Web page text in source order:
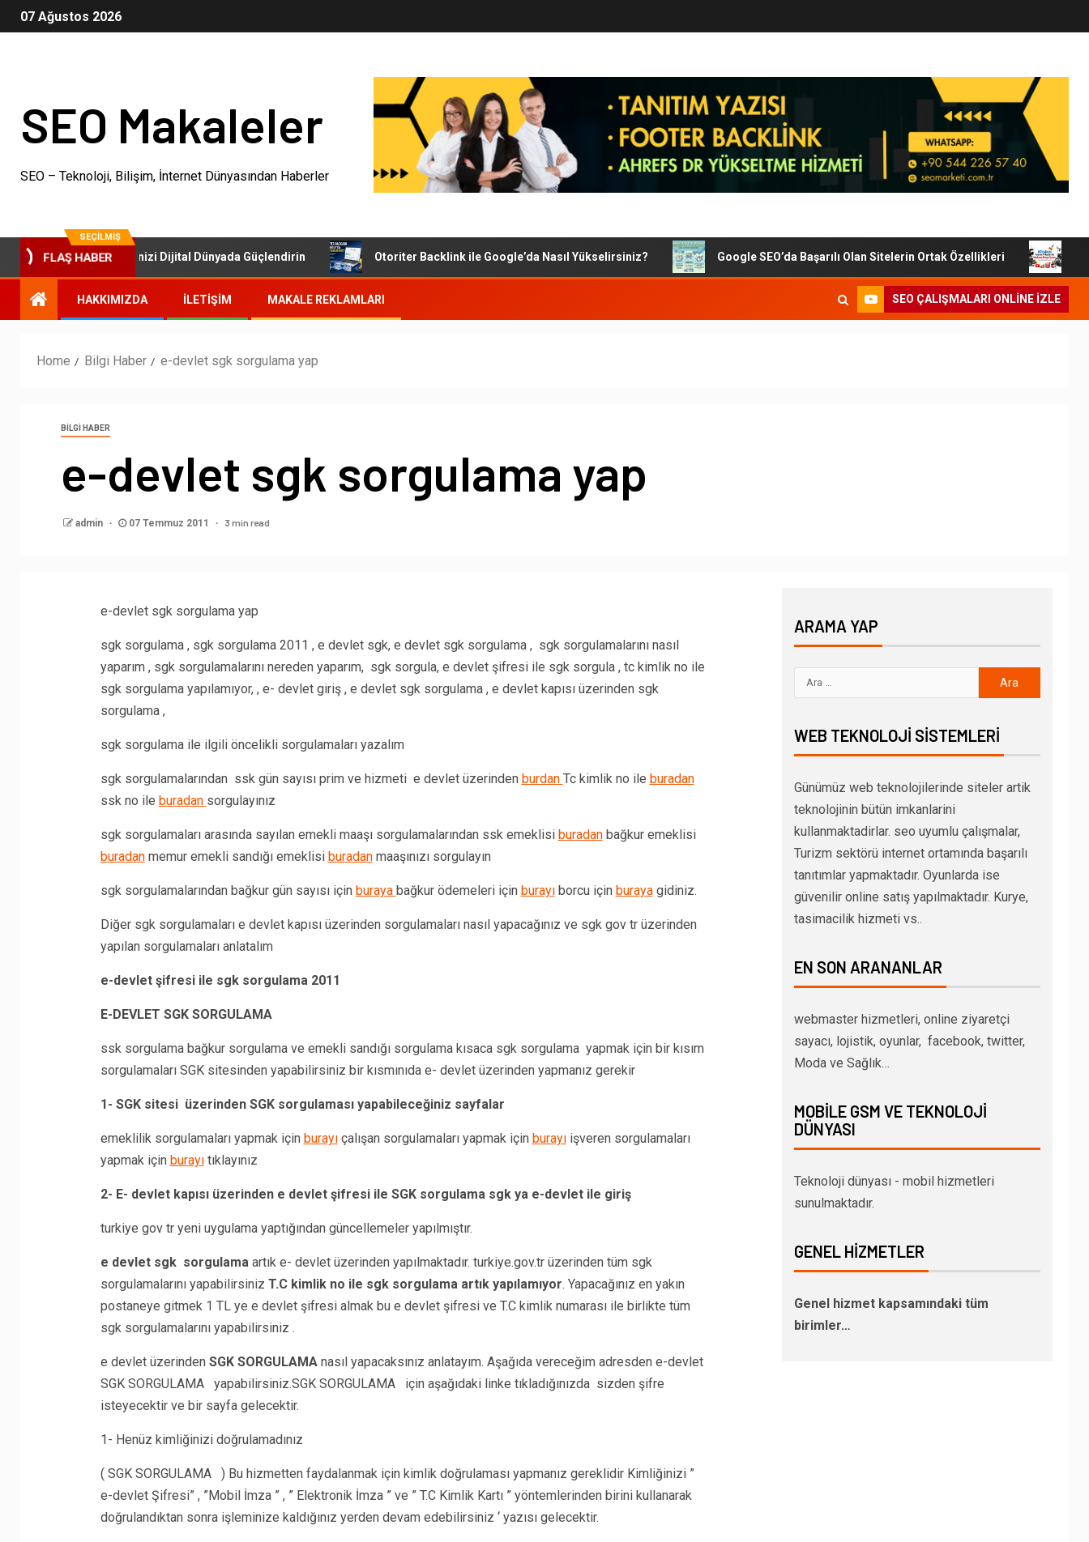
07 Ağustos 2026
SEO Makaleler
SEO – Teknoloji, Bilişim, İnternet Dünyasından Haberler
SEÇILMIŞ
FLAŞ HABER
Paketleri: İşletmenizi Dijital Dünyada Güçlendirin Otoriter Backlink ile Google’da Nasıl Yükselirsiniz? Google SEO’da Başarılı Olan Sitelerin Ortak Özellikleri Dijital
HAKKIMIZDA İLETIŞIM MAKALE REKLAMLARI SEO ÇALIŞMALARI ONLINE IZLE
Home Bilgi Haber e-devlet sgk sorgulama yap
BILGI HABER
e-devlet sgk sorgulama yap
admin 07 Temmuz 2011 3 min read
e-devlet sgk sorgulama yap
sgk sorgulama , sgk sorgulama 2011 , e devlet sgk, e devlet sgk sorgulama , sgk sorgulamalarını nasıl
yaparım , sgk sorgulamalarını nereden yaparım, sgk sorgula, e devlet şifresi ile sgk sorgula , tc kimlik no ile
sgk sorgulama yapılamıyor, , e- devlet giriş , e devlet sgk sorgulama , e devlet kapısı üzerinden sgk
sorgulama ,
sgk sorgulama ile ilgili öncelikli sorgulamaları yazalım
sgk sorgulamalarından ssk gün sayısı prim ve hizmeti e devlet üzerinden burdan Tc kimlik no ile buradan
ssk no ile buradan sorgulayınız
sgk sorgulamaları arasında sayılan emekli maaşı sorgulamalarından ssk emeklisi buradanbağkur emeklisi
buradanmemur emekli sandığı emeklisi buradanmaaşınızı sorgulayın
sgk sorgulamalarından bağkur gün sayısı için buraya bağkur ödemeleri için burayıborcu için burayagidiniz.
Diğer sgk sorgulamaları e devlet kapısı üzerinden sorgulamaları nasıl yapacağınız ve sgk gov tr üzerinden
yapılan sorgulamaları anlatalım
e-devlet şifresi ile sgk sorgulama 2011
E-DEVLET SGK SORGULAMA
ssk sorgulama bağkur sorgulama ve emekli sandığı sorgulama kısaca sgk sorgulama yapmak için bir kısım
sorgulamaları SGK sitesinden yapabilirsiniz bir kısmınıda e- devlet üzerinden yapmanız gerekir
1- SGK sitesi üzerinden SGK sorgulaması yapabileceğiniz sayfalar
emeklilik sorgulamaları yapmak için burayıçalışan sorgulamaları yapmak için burayıişveren sorgulamaları
yapmak için burayıtıklayınız
2- E- devlet kapısı üzerinden e devlet şifresi ile SGK sorgulama sgk ya e-devlet ile giriş
turkiye gov tr yeni uygulama yaptığından güncellemeler yapılmıştır.
e devlet sgk sorgulama artık e- devlet üzerinden yapılmaktadır. turkiye.gov.tr üzerinden tüm sgk
sorgulamalarını yapabilirsiniz T.C kimlik no ile sgk sorgulama artık yapılamıyor. Yapacağınız en yakın
postaneye gitmek 1 TL ye e devlet şifresi almak bu e devlet şifresi ve T.C kimlik numarası ile birlikte tüm
sgk sorgulamalarını yapabilirsiniz .
e devlet üzerinden SGK SORGULAMA nasıl yapacaksınız anlatayım. Aşağıda vereceğim adresden e-devlet
SGK SORGULAMA yapabilirsiniz.SGK SORGULAMA için aşağıdaki linke tıkladığınızda sizden şifre
isteyecektir ve bir sayfa gelecektir.
1- Henüz kimliğinizi doğrulamadınız
( SGK SORGULAMA ) Bu hizmetten faydalanmak için kimlik doğrulaması yapmanız gereklidir Kimliğinizi ”
e-devlet Şifresi” , ”Mobil İmza ” , ” Elektronik İmza ” ve ” T.C Kimlik Kartı ” yöntemlerinden birini kullanarak
doğrulandıktan sonra işleminize kaldığınız yerden devam edebilirsiniz ‘ yazısı gelecektir.
ARAMA YAP
WEB TEKNOLOJI SISTEMLERI
Günümüz web teknolojilerinde siteler artik
teknolojinin bütün imkanlarini
kullanmaktadirlar. seo uyumlu çalışmalar,
Turizm sektörü internet ortamında başarılı
tanıtımlar yapmaktadır. Oyunlarda ise
güvenilir online satış yapılmaktadır. Kurye,
tasimacilik hizmeti vs..
EN SON ARANANLAR
webmaster hizmetleri, online ziyaretçi
sayacı, lojistik, oyunlar, facebook, twitter,
Moda ve Sağlık…
MOBILE GSM VE TEKNOLOJI
DÜNYASI
Teknoloji dünyası - mobil hizmetleri
sunulmaktadır.
GENEL HIZMETLER
Genel hizmet kapsamındaki tüm
birimler…